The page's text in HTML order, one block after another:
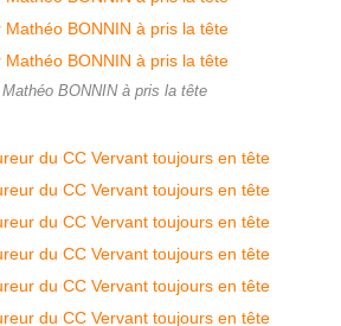
BONNIN à pris la tête